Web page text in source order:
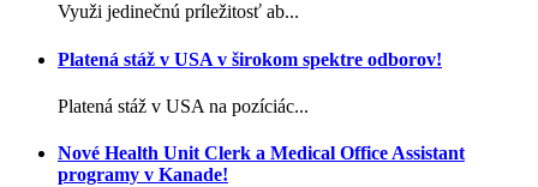
Využi jedinečnú príležitosť ab...
Platená stáž v USA v širokom spektre odborov!
Platená stáž v USA na pozíciác...
Nové Health Unit Clerk a Medical Office Assistant
programy v Kanade!